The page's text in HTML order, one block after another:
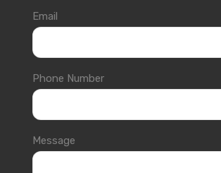
Email
Phone Number
Message